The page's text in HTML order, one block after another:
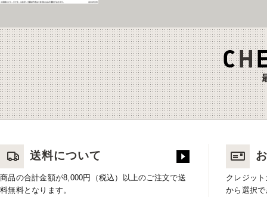
送料について
商品の合計金額が8,000円（税込）以上のご注文で送
料無料となります。
クレジッ
から選択